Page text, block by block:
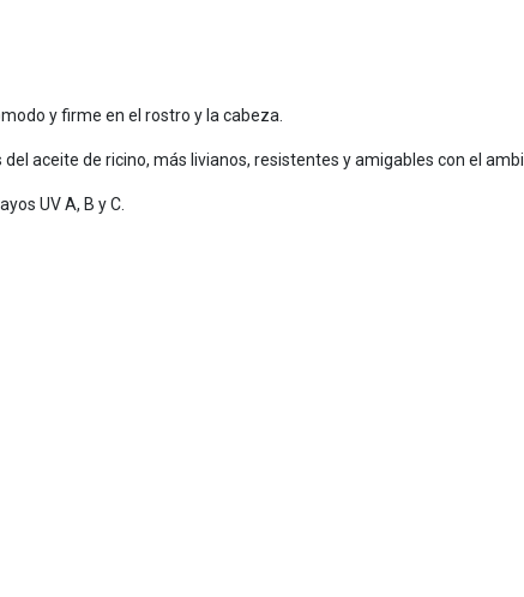
y firme en el rostro y la cabeza.
aceite de ricino, más livianos, resistentes y amigables con el
UV A, B y C.